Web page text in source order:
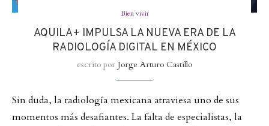
Bien vivir
AQUILA+ IMPULSA LA NUEVA ERA DE LA
RADIOLOGÍA DIGITAL EN MÉXICO
escrito por Jorge Arturo Castillo
Sin duda, la radiología mexicana atraviesa uno de sus
momentos más desafiantes. La falta de especialistas, la